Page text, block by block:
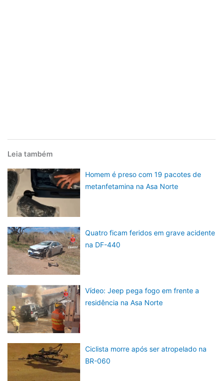
Leia também
Homem é preso com 19 pacotes de
metanfetamina na Asa Norte
Quatro ficam feridos em grave acidente
na DF-440
Vídeo: Jeep pega fogo em frente a
residência na Asa Norte
Ciclista morre após ser atropelado na
BR-060